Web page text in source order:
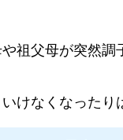
祖父母が突然
けなくなったり